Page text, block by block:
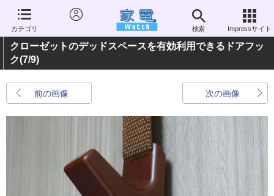
カテゴリ 検索 Impressサイト
クローゼットのデッドスペースを有効利用できるドアフッ
ク(7/9)
前の画像 次の画像